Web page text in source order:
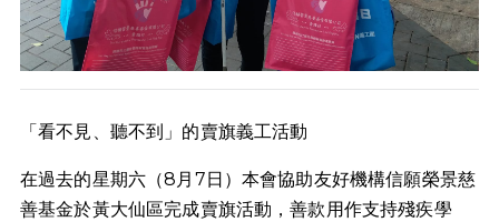
「看不見、聽不到」的賣旗義工活動
在過去的星期六（8月7日）本會協助友好機構信願榮景慈
善基金於黃大仙區完成賣旗活動，善款用作支持殘疾學